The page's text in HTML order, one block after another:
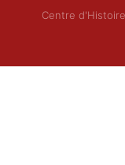
Centre